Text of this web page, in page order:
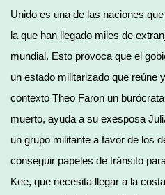
Unido es una de las naciones
la que han llegado miles de
mundial. Esto provoca que el
un estado militarizado que reúne
contexto Theo Faron un
muerto, ayuda a su exesposa
un grupo militante a favor de los
conseguir papeles de tránsito
Kee, que necesita llegar a la